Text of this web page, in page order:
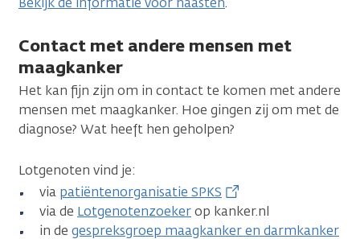
Contact met andere mensen met
maagkanker
Het kan fijn zijn om in contact te komen met andere
mensen met maagkanker. Hoe gingen zij om met de
diagnose? Wat heeft hen geholpen?
Lotgenoten vind je:
via patiëntenorganisatie SPKS
via de Lotgenotenzoekerop kanker.nl
in de gespreksgroep maagkanker en darmkanker